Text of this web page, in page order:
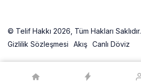
© Telif Hakkı 2026, Tüm Hakları Saklıdır.
Gizlilik Sözleşmesi
Akış Canlı Döviz